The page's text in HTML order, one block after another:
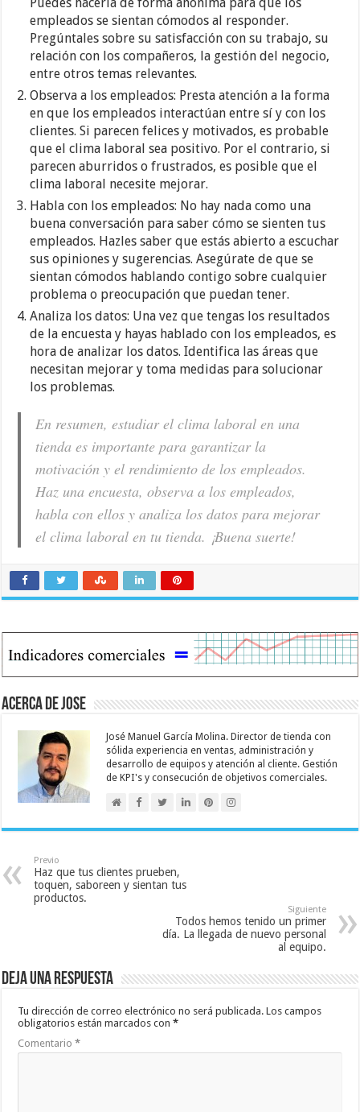
empleados se sientan cómodos al responder.
Pregúntales sobre su satisfacción con su trabajo, su
relación con los compañeros, la gestión del negocio,
entre otros temas relevantes.
Observa a los empleados: Presta atención a la forma
en que los empleados interactúan entre sí y con los
clientes. Si parecen felices y motivados, es probable
que el clima laboral sea positivo. Por el contrario, si
parecen aburridos o frustrados, es posible que el
clima laboral necesite mejorar.
Habla con los empleados: No hay nada como una
buena conversación para saber cómo se sienten tus
empleados. Hazles saber que estás abierto a escuchar
sus opiniones y sugerencias. Asegúrate de que se
sientan cómodos hablando contigo sobre cualquier
problema o preocupación que puedan tener.
Analiza los datos: Una vez que tengas los resultados
de la encuesta y hayas hablado con los empleados, es
hora de analizar los datos. Identifica las áreas que
necesitan mejorar y toma medidas para solucionar
los problemas.
En resumen, estudiar el clima laboral en una
tienda es importante para garantizar la
motivación y el rendimiento de los empleados.
Haz una encuesta, observa a los empleados,
habla con ellos y analiza los datos para mejorar
el clima laboral en tu tienda. ¡Buena suerte!
Acerca de jose
José Manuel García Molina. Director de tienda con
sólida experiencia en ventas, administración y
desarrollo de equipos y atención al cliente. Gestión
de KPI's y consecución de objetivos comerciales.
Previo
Haz que tus clientes prueben,
toquen, saboreen y sientan tus
productos.
Siguiente
Todos hemos tenido un primer
día. La llegada de nuevo personal
al equipo.
Deja una respuesta
Tu dirección de correo electrónico no será publicada. Los campos
obligatorios están marcados con*
Comentario*